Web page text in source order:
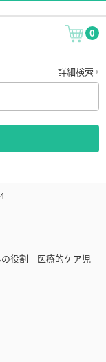
0
詳細検索
役割 医療的ケア児